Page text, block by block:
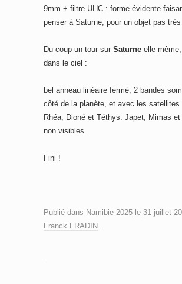
9mm + filtre UHC : forme évidente
penser à Saturne, pour un objet pas
Du coup un tour sur Saturne elle-
dans le ciel :
bel anneau linéaire fermé, 2 bandes
côté de la planète, et avec les satellites
Rhéa, Dioné et Téthys. Japet, Mimas et
non visibles.
Fini !
Publié dans Namibie 2025 le 31 juillet
Franck FRADIN.